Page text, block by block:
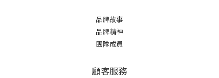
品牌故事
品牌精神
團隊成員
顧客服務